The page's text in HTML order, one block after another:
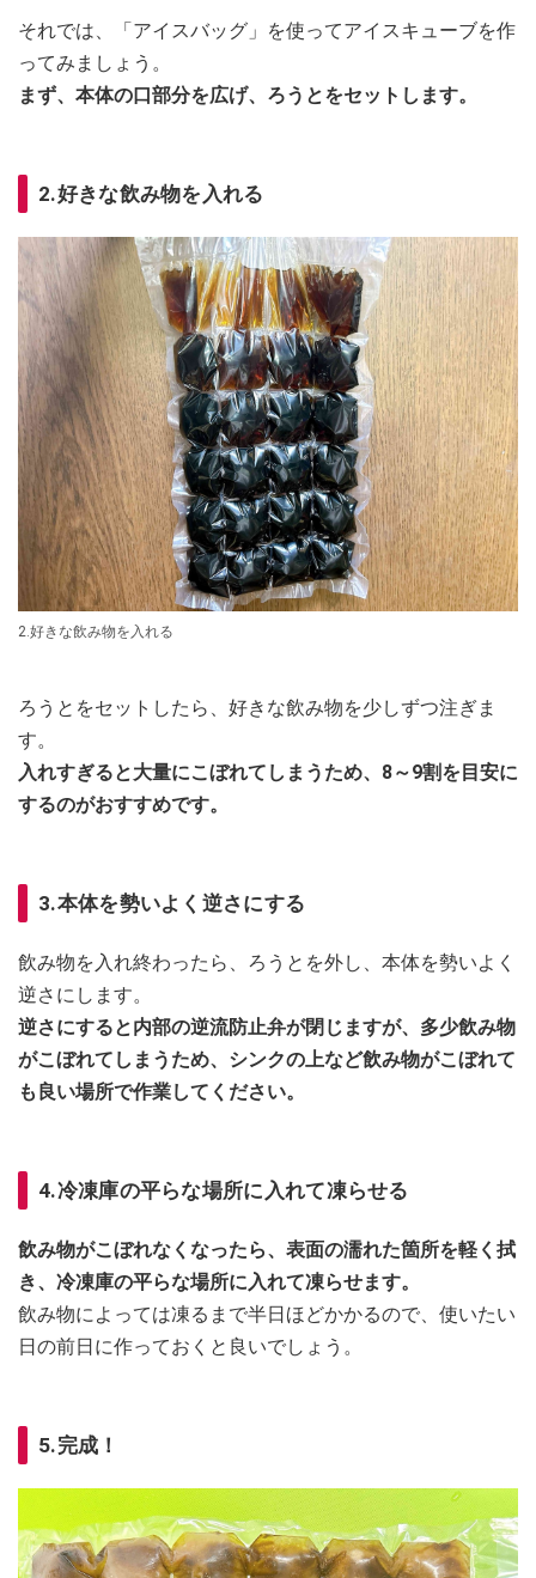
それでは、「アイスバッグ」を使ってアイスキューブを作
ってみましょう。
まず、本体の口部分を広げ、ろうとをセットします。
2.好きな飲み物を入れる
2.好きな飲み物を入れる
ろうとをセットしたら、好きな飲み物を少しずつ注ぎま
す。
入れすぎると大量にこぼれてしまうため、8～9割を目安に
するのがおすすめです。
3.本体を勢いよく逆さにする
飲み物を入れ終わったら、ろうとを外し、本体を勢いよく
逆さにします。
逆さにすると内部の逆流防止弁が閉じますが、多少飲み物
がこぼれてしまうため、シンクの上など飲み物がこぼれて
も良い場所で作業してください。
4.冷凍庫の平らな場所に入れて凍らせる
飲み物がこぼれなくなったら、表面の濡れた箇所を軽く拭
き、冷凍庫の平らな場所に入れて凍らせます。
飲み物によっては凍るまで半日ほどかかるので、使いたい
日の前日に作っておくと良いでしょう。
5.完成！